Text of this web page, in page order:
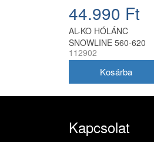
44.990 Ft
AL-KO HÓLÁNC
SNOWLINE 560-620
112902
Kapcsolat